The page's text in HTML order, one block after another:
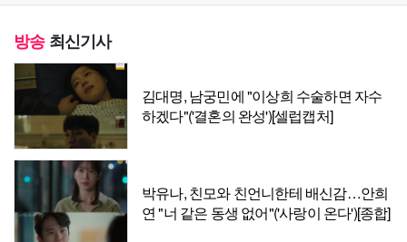
방송최신기사
김대명, 남궁민에 "이상희 수술하면 자수
하겠다"('결혼의 완성')[셀럽캡처]
박유나, 친모와 친언니한테 배신감…안희
연 "너 같은 동생 없어"('사랑이 온다')[종합]